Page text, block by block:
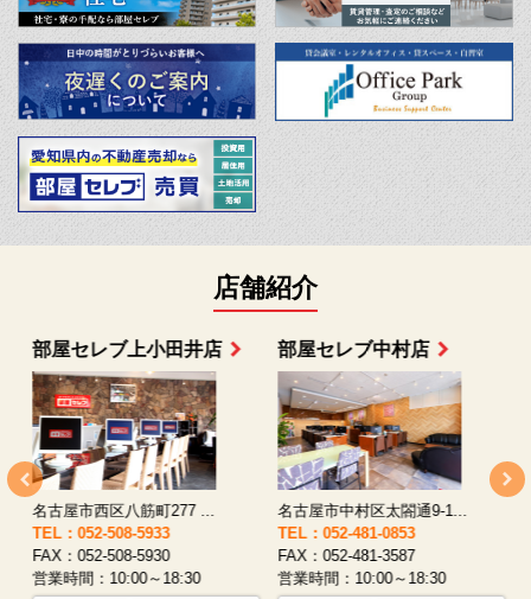
店舗紹介
部屋セレブ上小田井店
名古屋市西区八筋町277 ...
TEL：052-508-5933
FAX：052-508-5930
営業時間：10:00～18:30
部屋セレブ中村店
名古屋市中村区太閤通9-1...
TEL：052-481-0853
FAX：052-481-3587
営業時間：10:00～18:30